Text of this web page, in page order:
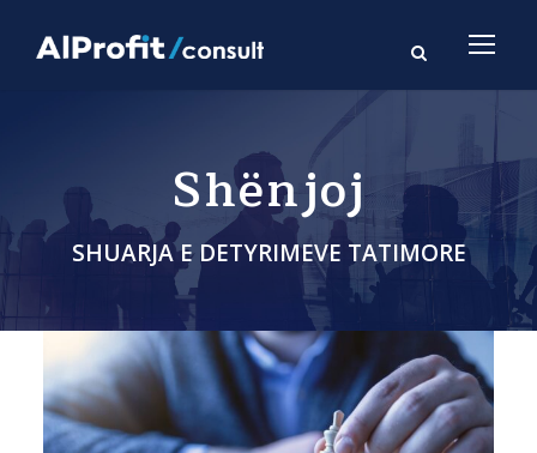
Shënjoj
SHUARJA E DETYRIMEVE TATIMORE